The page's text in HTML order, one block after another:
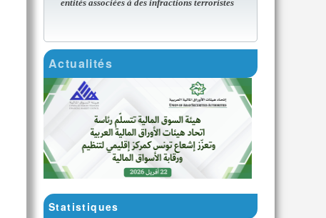
entités associées à des infractions terroristes
Actualités
Statistiques